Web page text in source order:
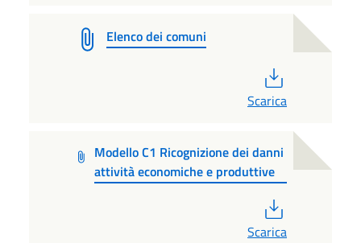
Elenco dei comuni
Scarica
Modello C1 Ricognizione dei danni
attività economiche e produttive
Scarica